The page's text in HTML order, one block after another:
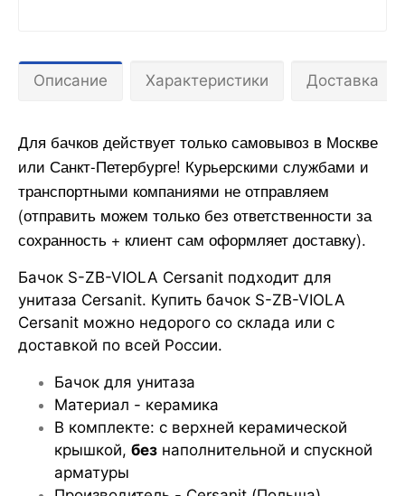
Описание Характеристики Доставка
Для бачков действует только самовывоз в Москве
или Санкт-Петербурге! Курьерскими службами и
транспортными компаниями не отправляем
(отправить можем только без ответственности за
сохранность + клиент сам оформляет доставку).
Бачок S-ZB-VIOLA Cersanit подходит для
унитаза Cersanit. Купить бачок S-ZB-VIOLA
Cersanit можно недорого со склада или с
доставкой по всей России.
Бачок для унитаза
Материал - керамика
В комплекте: с верхней керамической
крышкой, без наполнительной и спускной
арматуры